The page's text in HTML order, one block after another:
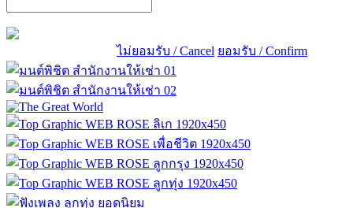
ไม่ยอมรับ / Cancel ยอมรับ / Confirm